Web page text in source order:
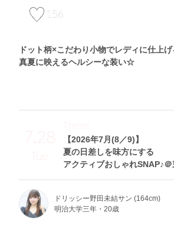
156
ドット柄×こだわり小物でレディに仕上げ
真夏に映えるヘルシーな装い☆
7.28
Tue
【2026年7月(8／9)】
夏の日差しを味方にする
アクティブおしゃれSNAP♪
Theme
ドリッシー野田未結サン (164cm)
明治大学三年・20歳